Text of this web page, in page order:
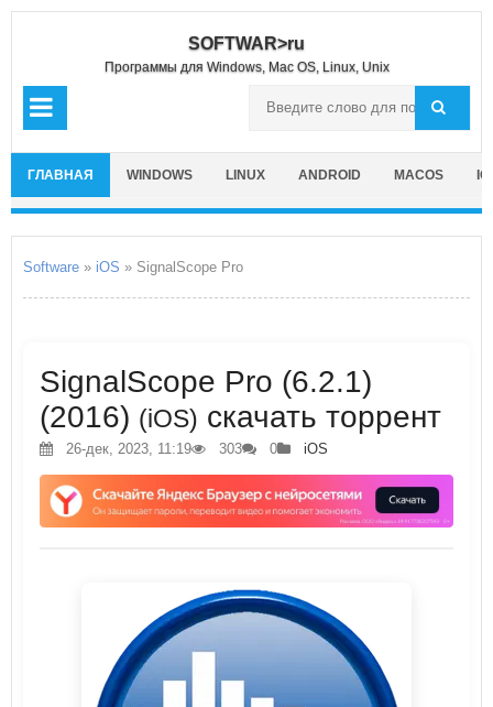
SOFTWAR>ru
Программы для Windows, Mac OS, Linux, Unix
ГЛАВНАЯ WINDOWS LINUX ANDROID MACOS
Software » iOS » SignalScope Pro
SignalScope Pro (6.2.1)
(2016) (iOS) скачать торрент
26-дек, 2023, 11:19 303 0 iOS